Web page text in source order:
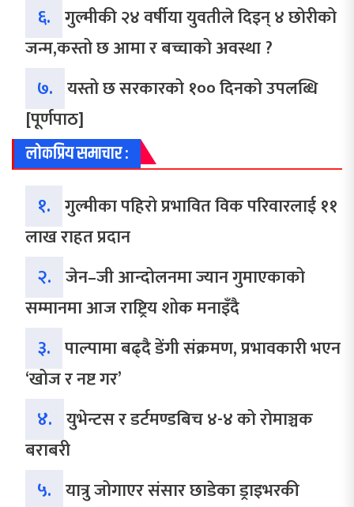
६. गुल्मीकी २४ वर्षीया युवतीले दिइन् ४ छोरीको
जन्म,कस्तो छ आमा र बच्चाको अवस्था ?
७. यस्तो छ सरकारको १०० दिनको उपलब्धि
[पूर्णपाठ]
लोकप्रिय समाचार :
१. गुल्मीका पहिरो प्रभावित विक परिवारलाई ११
लाख राहत प्रदान
२. जेन–जी आन्दोलनमा ज्यान गुमाएकाको
सम्मानमा आज राष्ट्रिय शोक मनाइँदै
३. पाल्पामा बढ्दै डेंगी संक्रमण, प्रभावकारी भएन
‘खोज र नष्ट गर’
४. युभेन्टस र डर्टमण्डबिच ४-४ को रोमाञ्चक
बराबरी
५. यात्रु जोगाएर संसार छाडेका ड्राइभरकी